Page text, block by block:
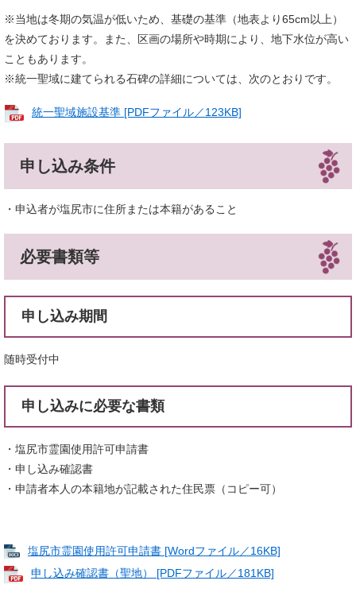
※当地は冬期の気温が低いため、基礎の基準（地表より65cm以上）
を決めております。また、区画の場所や時期により、地下水位が高い
こともあります。
※統一聖域に建てられる石碑の詳細については、次のとおりです。
統一聖域施設基準 [PDFファイル／123KB]
申し込み条件
・申込者が塩尻市に住所または本籍があること
必要書類等
申し込み期間
随時受付中
申し込みに必要な書類
・塩尻市霊園使用許可申請書
・申し込み確認書
・申請者本人の本籍地が記載された住民票（コピー可）
塩尻市霊園使用許可申請書 [Wordファイル／16KB]
申し込み確認書（聖地） [PDFファイル／181KB]